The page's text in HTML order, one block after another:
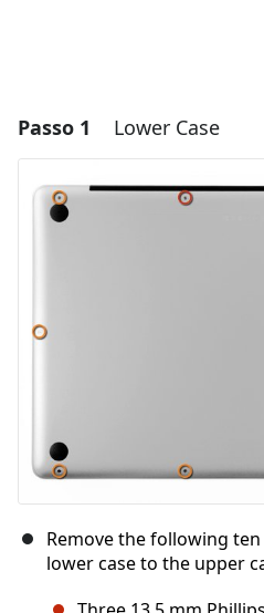
Passo 1 Lower Case
Remove the following
lower case to the upper